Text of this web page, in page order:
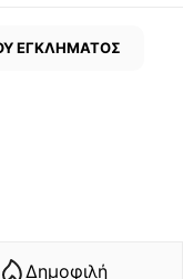
ΕΓΚΛΗΜΑΤΟΣ
Δημοφιλή